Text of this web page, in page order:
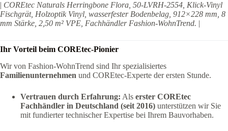
| COREtec Naturals Herringbone Flora, 50-LVRH-2554, Klick-Vinyl
Fischgrät, Holzoptik Vinyl, wasserfester Bodenbelag, 912×228 mm, 8
mm Stärke, 2,50 m² VPE, Fachhändler Fashion-WohnTrend. |
Ihr Vorteil beim COREtec-Pionier
Wir von Fashion-WohnTrend sind Ihr spezialisiertes
Familienunternehmen und COREtec-Experte der ersten Stunde.
Vertrauen durch Erfahrung: Als erster COREtec
Fachhändler in Deutschland (seit 2016) unterstützen wir Sie
mit fundierter technischer Expertise bei Ihrem Bauvorhaben.